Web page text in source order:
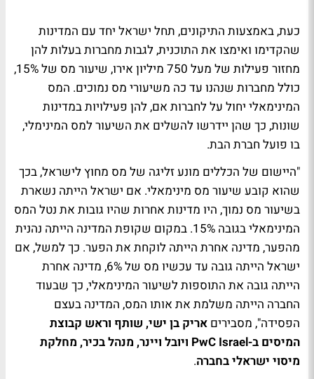
כעת, באמצעות התיקונים, תחל ישראל יחד עם המדינות
שהקדימו ואימצו את התוכנית, לגבות מחברות בעלות להן
מחזור פעילות של מעל 750 מיליון אירו, שיעור מס של 15%,
כולל מחברות שנהנו עד כה משיעורי מס נמוכים. המס
המינימאלי יחול על לחברות אם, להן פעילויות במדינות
שונות, כך שהן יידרשו להשלים את השיעור למס המינימלי,
בו פועל חברת הבת.
"היישום של הכללים מונע זליגה של מס מחוץ לישראל, בכך
שהוא קובע שיעור מס מינימאלי. אם ישראל הייתה נשארת
בשיעור מס נמוך, היו מדינות אחרות שהיו גובות את נטל המס
המינימאלי בגובה 15%. במקום שקופת המדינה הייתה נהנית
מהפער, מדינה אחרת הייתה לוקחת את הפער. כך למשל, אם
ישראל הייתה גובה עד עכשיו מס של 6%, מדינה אחרת
הייתה גובה את התוספות לשיעור המינימאלי, כך שבעוד
החברה הייתה משלמת את אותו המס, המדינה בעצם
הפסידה", מסבירים אריק בן ישי, שותף וראש קבוצת
המיסים ב-PwC Israel ויובל ויינר, מנהל בכיר, מחלקת
מיסוי ישראלי בחברה.